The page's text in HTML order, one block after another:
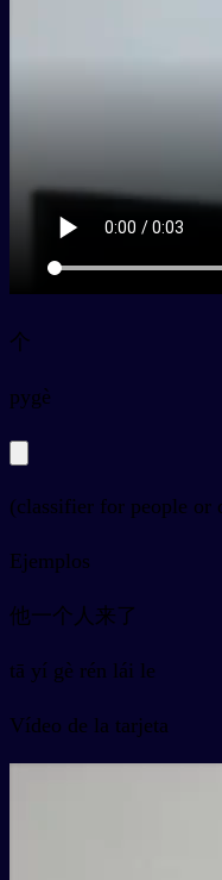
个
pygè
(classifier for people or
Ejemplos
他一个人来了
tā yí gè rén lái le
Vídeo de la tarjeta